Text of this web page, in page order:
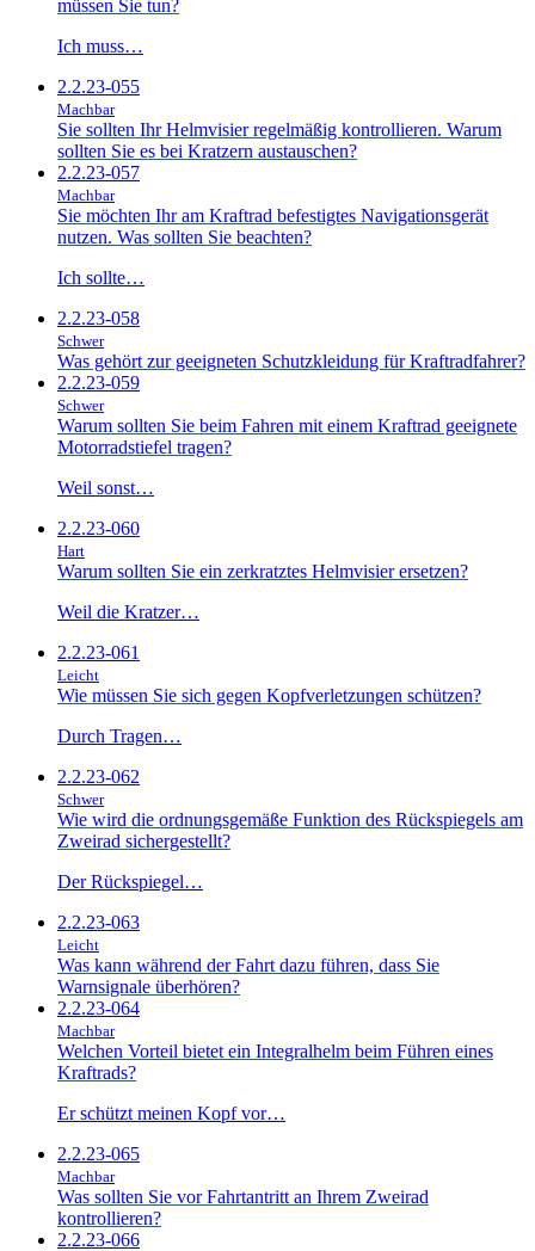
müssen Sie tun?
Ich muss…
2.2.23-055
Machbar
Sie sollten Ihr Helmvisier regelmäßig kontrollieren. Warum
sollten Sie es bei Kratzern austauschen?
2.2.23-057
Machbar
Sie möchten Ihr am Kraftrad befestigtes Navigationsgerät
nutzen. Was sollten Sie beachten?
Ich sollte…
2.2.23-058
Schwer
Was gehört zur geeigneten Schutzkleidung für Kraftradfahrer?
2.2.23-059
Schwer
Warum sollten Sie beim Fahren mit einem Kraftrad geeignete
Motorradstiefel tragen?
Weil sonst…
2.2.23-060
Hart
Warum sollten Sie ein zerkratztes Helmvisier ersetzen?
Weil die Kratzer…
2.2.23-061
Leicht
Wie müssen Sie sich gegen Kopfverletzungen schützen?
Durch Tragen…
2.2.23-062
Schwer
Wie wird die ordnungsgemäße Funktion des Rückspiegels am
Zweirad sichergestellt?
Der Rückspiegel…
2.2.23-063
Leicht
Was kann während der Fahrt dazu führen, dass Sie
Warnsignale überhören?
2.2.23-064
Machbar
Welchen Vorteil bietet ein Integralhelm beim Führen eines
Kraftrads?
Er schützt meinen Kopf vor…
2.2.23-065
Machbar
Was sollten Sie vor Fahrtantritt an Ihrem Zweirad
kontrollieren?
2.2.23-066